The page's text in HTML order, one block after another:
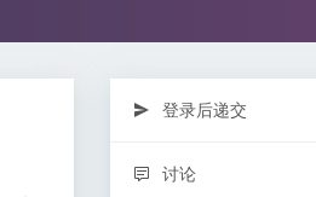
登录后递交
讨论